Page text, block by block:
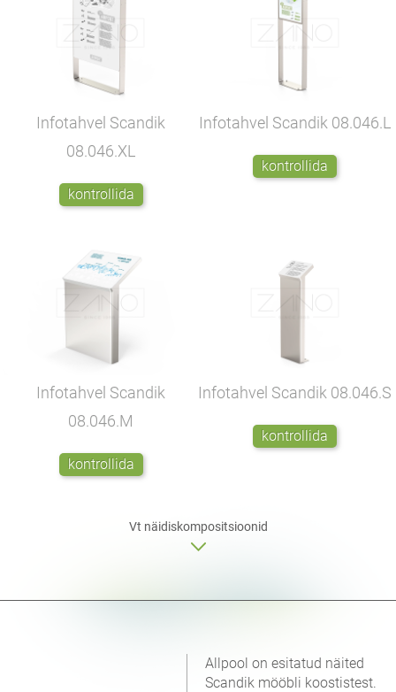
Infotahvel Scandik
08.046.XL
kontrollida
Infotahvel Scandik 08.046.L
kontrollida
Infotahvel Scandik
08.046.M
kontrollida
Infotahvel Scandik 08.046.S
kontrollida
Vt näidiskompositsioonid
Allpool on esitatud näited
Scandik mööbli koostistest.